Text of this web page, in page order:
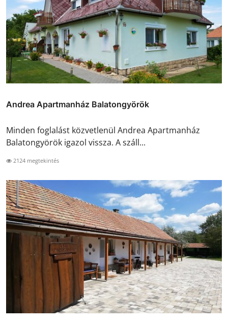
Andrea Apartmanház Balatongyörök
Minden foglalást közvetlenül Andrea Apartmanház
Balatongyörök igazol vissza. A száll...
2124 megtekintés